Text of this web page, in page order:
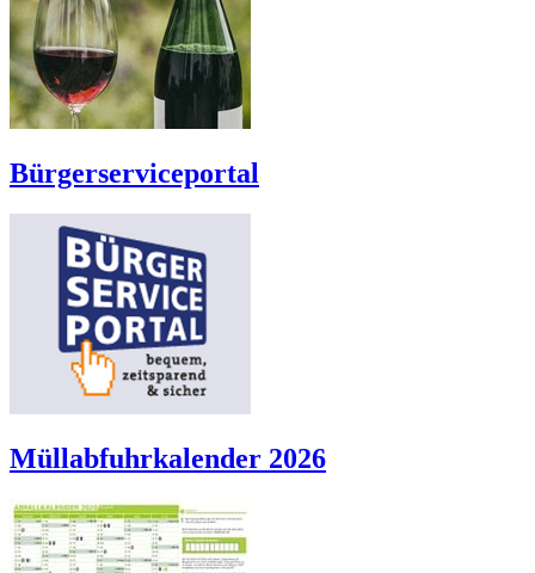
Bürgerserviceportal
Müllabfuhrkalender 2026